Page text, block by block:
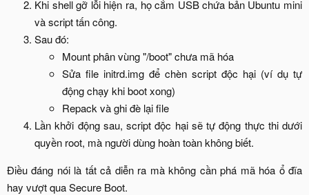
Khi shell gỡ lỗi hiện ra, họ cắm USB chứa bản Ubuntu mini
và script tấn công.​
Sau đó:​
Mount phân vùng "/boot" chưa mã hóa​
Sửa file initrd.img để chèn script độc hại (ví dụ tự
động chạy khi boot xong)​
Repack và ghi đè lại file​
Lần khởi động sau, script độc hại sẽ tự động thực thi dưới
quyền root, mà người dùng hoàn toàn không biết.​
Điều đáng nói là tất cả diễn ra mà không cần phá mã hóa ổ đĩa
hay vượt qua Secure Boot.​